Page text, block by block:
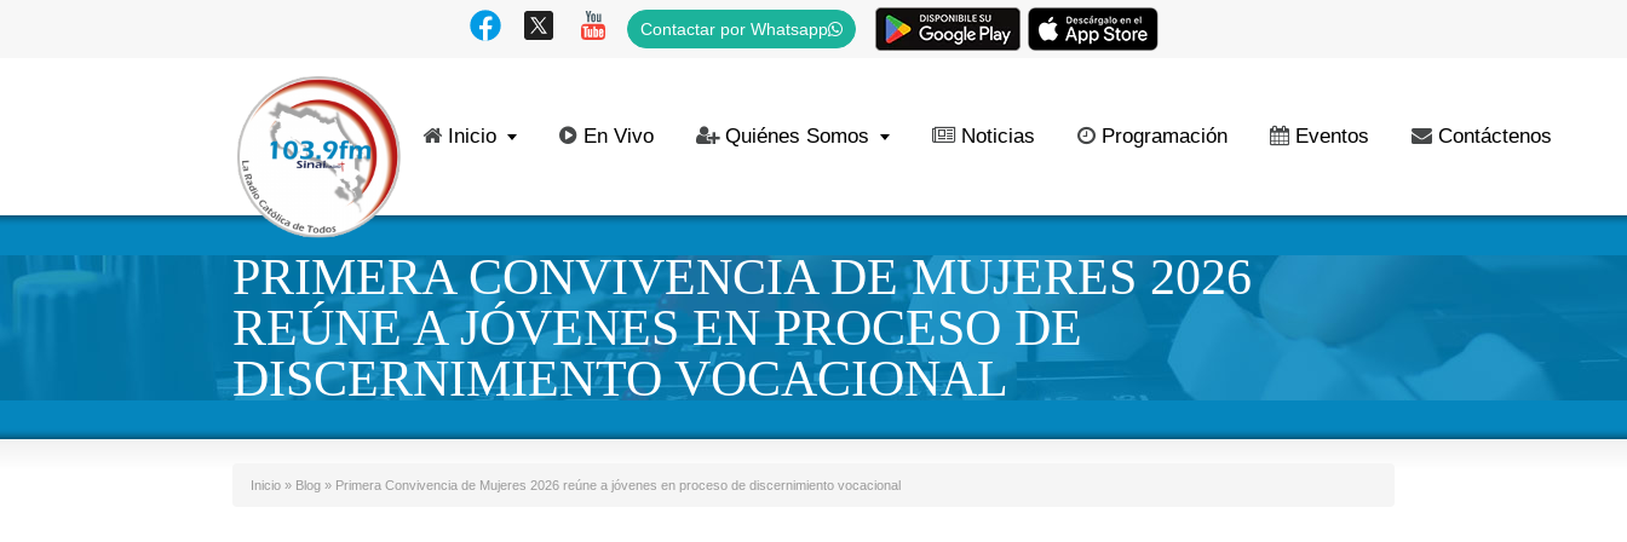
Contactar por Whatsapp
Inicio En Vivo Quiénes Somos Noticias Programación Eventos Contáctenos
PRIMERA CONVIVENCIA DE MUJERES 2026
REÚNE A JÓVENES EN PROCESO DE
DISCERNIMIENTO VOCACIONAL
Inicio » Blog » Primera Convivencia de Mujeres 2026 reúne a jóvenes en proceso de discernimiento vocacional